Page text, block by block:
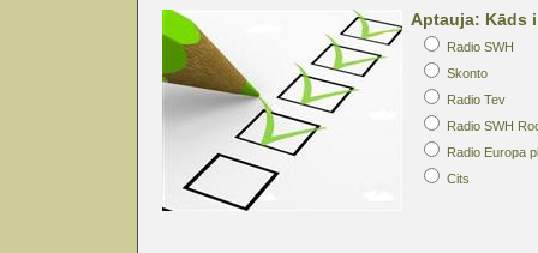
Aptauja: Kāds
Radio SWH
Skonto
Radio Tev
Radio SWH
Radio Europa
Cits